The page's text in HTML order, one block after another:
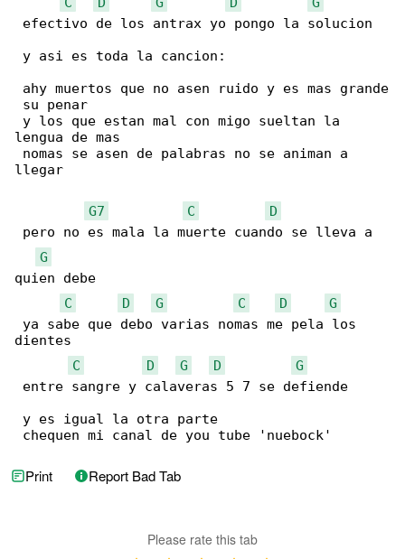
efectivo de los antrax yo pongo la solucion
y asi es toda la cancion:
ahy muertos que no asen ruido y es mas grande
su penar
y los que estan mal con migo sueltan la
lengua de mas
nomas se asen de palabras no se animan a
llegar
G7 C
D
pero no es mala la muerte cuando se lleva a
G
quien debe
C
D G C D
G
ya sabe que debo varias nomas me pela los
dientes
C
D G D
G
entre sangre y calaveras 5 7 se defiende
y es igual la otra parte
chequen mi canal de you tube 'nuebock'
Print Report Bad Tab
Please rate this tab